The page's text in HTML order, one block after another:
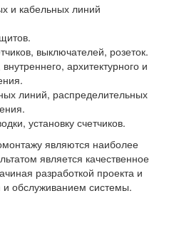
и кабельных линий
выключателей, розеток.
архитектурного и
линий, распределительных
установку счетчиков.
являются наиболее
является качественное
разработкой проекта и
обслуживанием системы.